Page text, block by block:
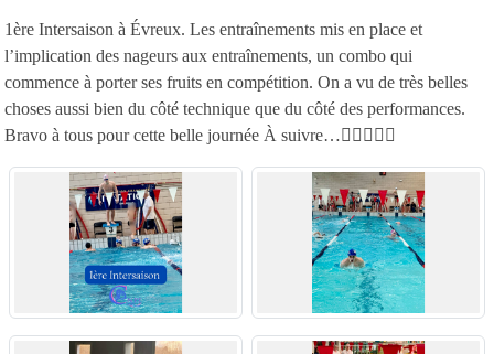
1ère Intersaison à Évreux. Les entraînements mis en place et
l’implication des nageurs aux entraînements, un combo qui
commence à porter ses fruits en compétition. On a vu de très belles
choses aussi bien du côté technique que du côté des performances.
Bravo à tous pour cette belle journée À suivre…🏊‍♂️🏊‍♀️💪